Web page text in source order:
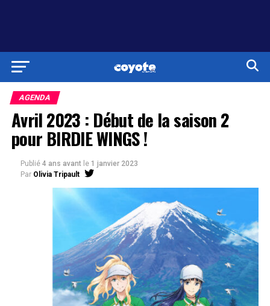
AGENDA
Avril 2023 : Début de la saison 2
pour BIRDIE WINGS !
Publié 4 ans avant le 1 janvier 2023
Par Olivia Tripault